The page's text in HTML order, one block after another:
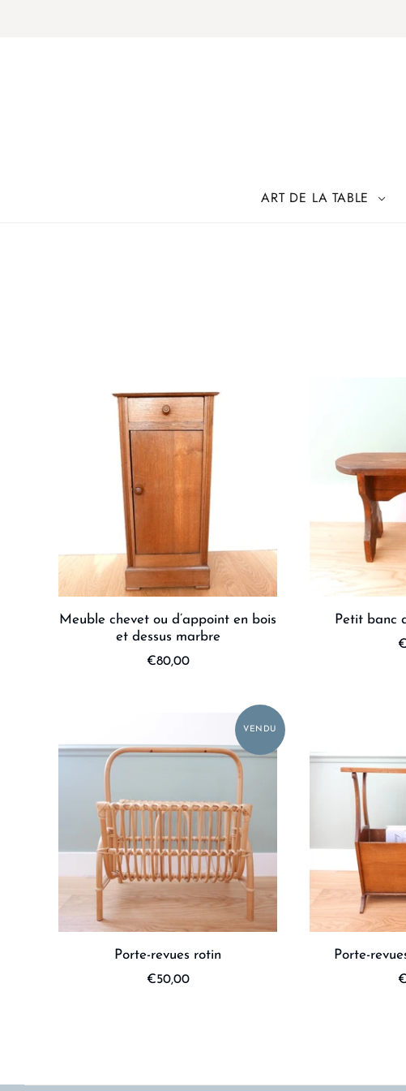
ART DE LA TABLE
Meuble chevet ou d’appoint en bois
et dessus marbre
€80,00
Petit banc
Porte-revues rotin
€50,00
Porte-